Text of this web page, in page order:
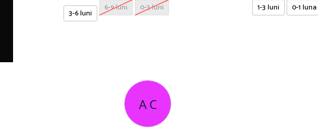
3-6 luni
6-9 luni 0-3 luni 1-3 luni 0-1 luna
A C